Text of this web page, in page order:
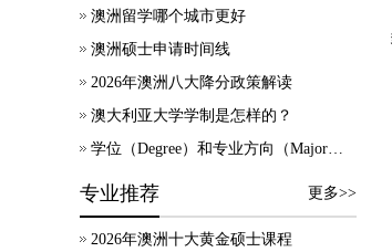
澳洲留学哪个城市更好
澳洲硕士申请时间线
2026年澳洲八大降分政策解读
澳大利亚大学学制是怎样的？
学位（Degree）和专业方向（Major）有什么区别？
专业推荐 更多>>
2026年澳洲十大黄金硕士课程